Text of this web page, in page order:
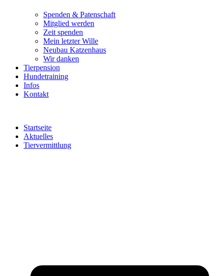
Spenden & Patenschaft
Mitglied werden
Zeit spenden
Mein letzter Wille
Neubau Katzenhaus
Wir danken
Tierpension
Hundetraining
Infos
Kontakt
Startseite
Aktuelles
Tiervermittlung